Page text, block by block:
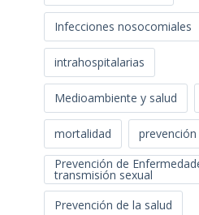
Infecciones nosocomiales
intrahospitalarias
Medioambiente y salud
mortalidad
prevención
Prevención de
transmisión sexual
Prevención de la salud